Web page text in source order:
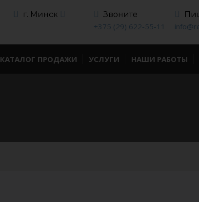
г. Минск Звоните
+375 (29) 622-55-11
КАТАЛОГ ПРОДАЖИ УСЛУГИ НАШИ РАБОТЫ